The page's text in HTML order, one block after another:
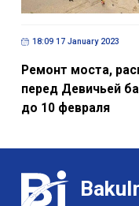
18:09 17 January 2023
Ремонт моста,
перед Девичьей
до 10 февраля